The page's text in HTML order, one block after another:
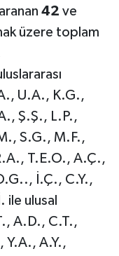
42 ve
üzere toplam
U.A., K.G.,
Ş.Ş., L.P.,
S.G., M.F.,
T.E.O., A.Ç.,
İ.Ç., C.Y.,
ulusal
A.D., C.T.,
A.Y.,